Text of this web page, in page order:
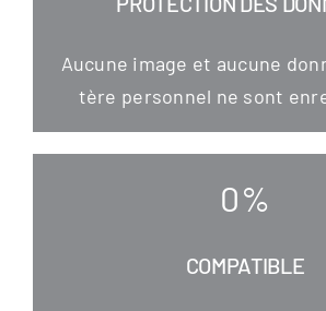
Aucu­ne image et aucu­ne
tère per­son­nel ne sont
0%
COMPATIBLE